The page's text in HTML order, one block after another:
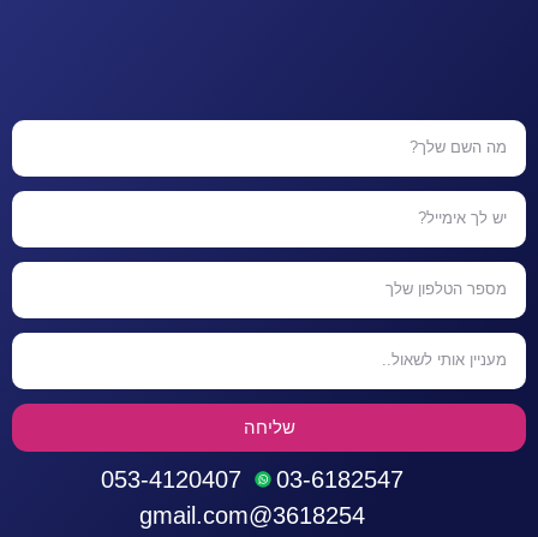
שליחה
03-6182547
053-4120407
3618254@gmail.com